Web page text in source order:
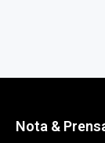
Nota &